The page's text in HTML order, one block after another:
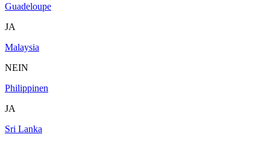
Guadeloupe
JA
Malaysia
NEIN
Philippinen
JA
Sri Lanka